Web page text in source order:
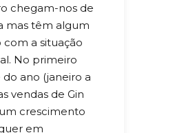
chegam-nos de
mas têm algum
com a situação
No primeiro
ano (janeiro a
vendas de Gin
crescimento
em